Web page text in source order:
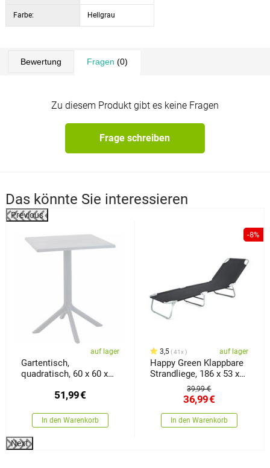
Farbe: Hellgrau
Bewertung Fragen (0)
Zu diesem Produkt gibt es keine Fragen
Frage schreiben
Das könnte Sie interessieren
Previous
auf lager
Gartentisch,
quadratisch, 60 x 60 x
51,99€
In den Warenkorb
-8%
3,5 41x auf lager
Happy Green Klappbare
Strandliege, 186 x 53 x
39,99 €
36,99€
In den Warenkorb
Next